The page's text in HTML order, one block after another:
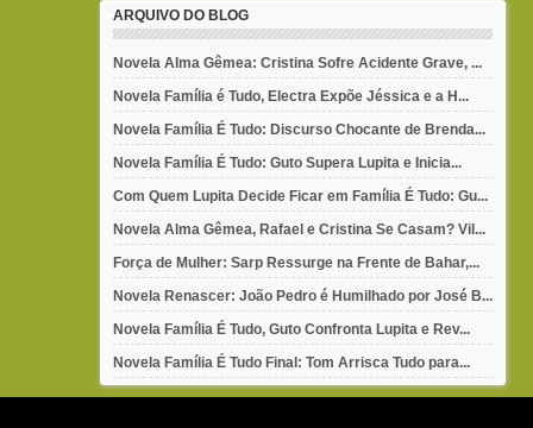
ARQUIVO DO BLOG
Novela Alma Gêmea: Cristina Sofre Acidente Grave, ...
Novela Família é Tudo, Electra Expõe Jéssica e a H...
Novela Família É Tudo: Discurso Chocante de Brenda...
Novela Família É Tudo: Guto Supera Lupita e Inicia...
Com Quem Lupita Decide Ficar em Família É Tudo: Gu...
Novela Alma Gêmea, Rafael e Cristina Se Casam? Vil...
Força de Mulher: Sarp Ressurge na Frente de Bahar,...
Novela Renascer: João Pedro é Humilhado por José B...
Novela Família É Tudo, Guto Confronta Lupita e Rev...
Novela Família É Tudo Final: Tom Arrisca Tudo para...